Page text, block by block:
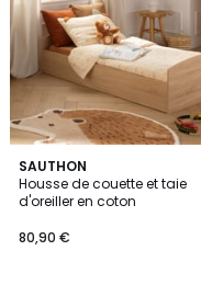
SAUTHON
Housse de couette et taie
d'oreiller en coton
80,90 €